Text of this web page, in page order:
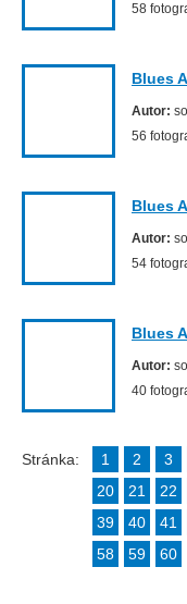
58
Blues
Autor:
56
Blues
Autor:
54
Blues
Autor:
40
Stránka: 1 2 3
20
21 22
39
40 41
58
59 60